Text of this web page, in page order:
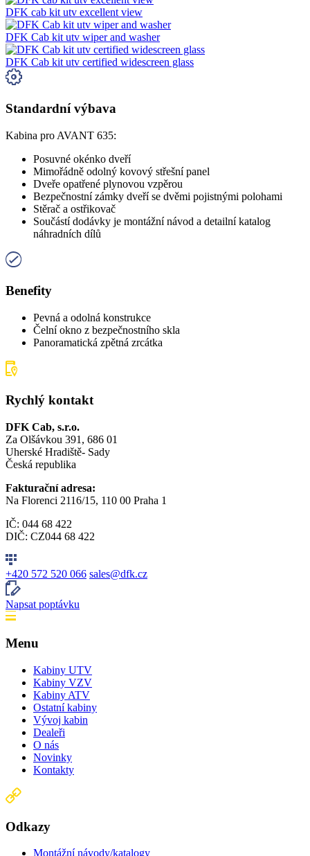
DFK cab kit utv excellent view
DFK Cab kit utv wiper and washer
DFK Cab kit utv certified widescreen glass
Standardní výbava
Kabina pro AVANT 635:
Posuvné okénko dveří
Mimořádně odolný kovový střešní panel
Dveře opatřené plynovou vzpěrou
Bezpečnostní zámky dveří se dvěmi pojistnými polohami
Stěrač a ostřikovač
Součástí dodávky je montážní návod a detailní katalog
náhradních dílů
Benefity
Pevná a odolná konstrukce
Čelní okno z bezpečnostního skla
Panoramatická zpětná zrcátka
Rychlý kontakt
DFK Cab, s.r.o.
Za Olšávkou 391, 686 01
Uherské Hradiště- Sady
Česká republika
Fakturační adresa:
Na Florenci 2116/15, 110 00 Praha 1
IČ: 044 68 422
DIČ: CZ044 68 422
+420 572 520 066 sales@dfk.cz
Napsat poptávku
Menu
Kabiny UTV
Kabiny VZV
Kabiny ATV
Ostatní kabiny
Vývoj kabin
Dealeři
O nás
Novinky
Kontakty
Odkazy
Montážní návody/katalogy